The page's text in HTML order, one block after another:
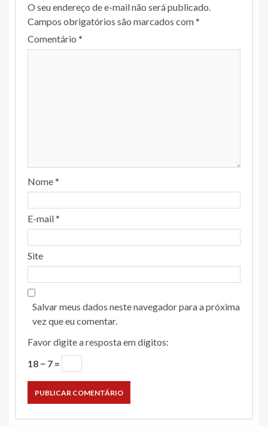
O seu endereço de e-mail não será publicado.
Campos obrigatórios são marcados com*
Comentário *
Nome*
E-mail*
Site
Salvar meus dados neste navegador para a próxima
vez que eu comentar.
Favor digite a resposta em dígitos:
18 − 7 =